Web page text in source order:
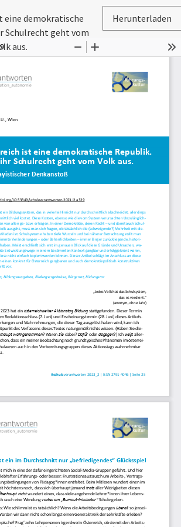
zurückkehren
eine demokratische
Schulrecht geht vom
aus.
Herunterladen